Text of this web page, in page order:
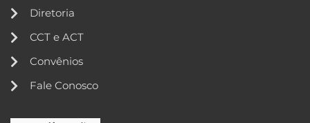
Diretoria
CCT e ACT
Convênios
Fale Conosco